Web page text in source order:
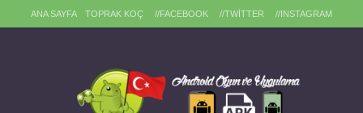
ANA SAYFA TOPRAK KOÇ //FACEBOOK //TWITTER //INSTAGRAM